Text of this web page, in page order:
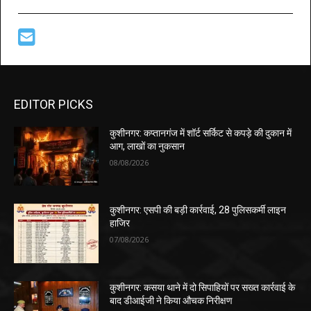
EDITOR PICKS
कुशीनगर: कप्तानगंज में शॉर्ट सर्किट से कपड़े की दुकान में
आग, लाखों का नुकसान
08/08/2026
कुशीनगर: एसपी की बड़ी कार्रवाई, 28 पुलिसकर्मी लाइन
हाजिर
07/08/2026
कुशीनगर: कसया थाने में दो सिपाहियों पर सख्त कार्रवाई के
बाद डीआईजी ने किया औचक निरीक्षण